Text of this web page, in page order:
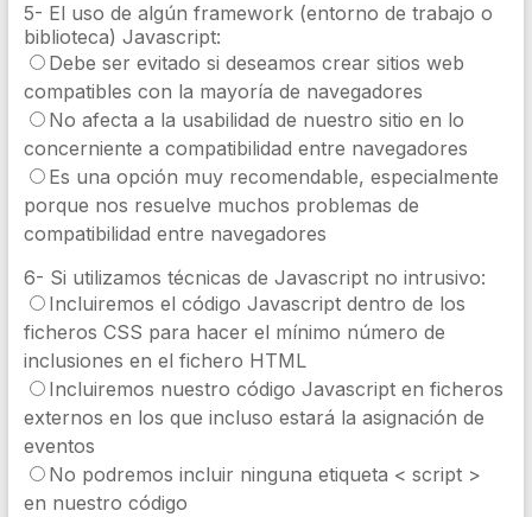
5- El uso de algún framework (entorno de trabajo o
biblioteca) Javascript:
Debe ser evitado si deseamos crear sitios web
compatibles con la mayoría de navegadores
No afecta a la usabilidad de nuestro sitio en lo
concerniente a compatibilidad entre navegadores
Es una opción muy recomendable, especialmente
porque nos resuelve muchos problemas de
compatibilidad entre navegadores
6- Si utilizamos técnicas de Javascript no intrusivo:
Incluiremos el código Javascript dentro de los
ficheros CSS para hacer el mínimo número de
inclusiones en el fichero HTML
Incluiremos nuestro código Javascript en ficheros
externos en los que incluso estará la asignación de
eventos
No podremos incluir ninguna etiqueta < script >
en nuestro código